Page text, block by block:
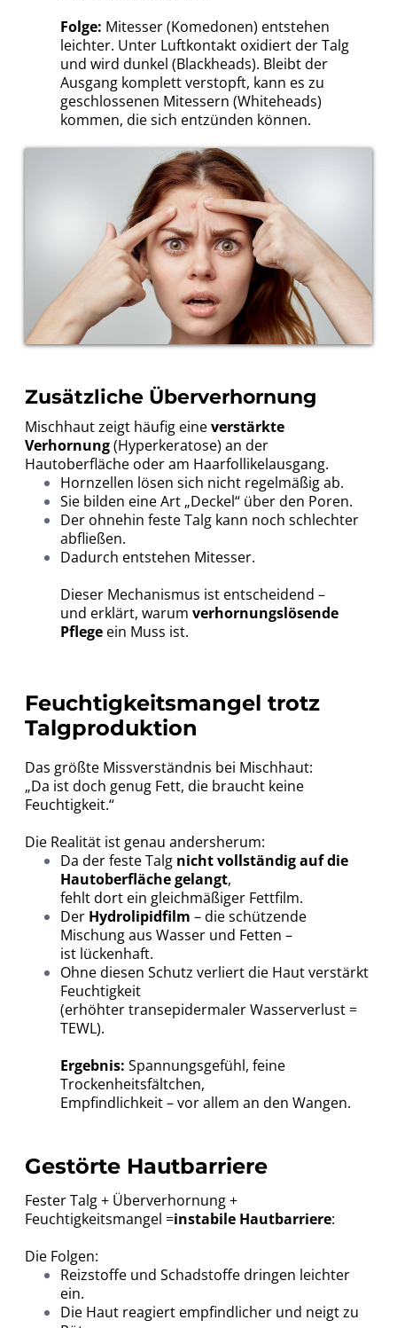
Folge: Mitesser (Komedonen) entstehen
leichter. Unter Luftkontakt oxidiert der Talg
und wird dunkel (Blackheads). Bleibt der
Ausgang komplett verstopft, kann es zu
geschlossenen Mitessern (Whiteheads)
kommen, die sich entzünden können.
Zusätzliche Überverhornung
Mischhaut zeigt häufig eineverstärkte
Verhornung(Hyperkeratose) an der
Hautoberfläche oder am Haarfollikelausgang.
Hornzellen lösen sich nicht regelmäßig ab.
Sie bilden eine Art „Deckel“ über den Poren.
Der ohnehin feste Talg kann noch schlechter
abfließen.
Dadurch entstehen Mitesser.
Dieser Mechanismus ist entscheidend –
und erklärt, warum verhornungslösende
Pflege ein Muss ist.
Feuchtigkeitsmangel trotz
Talgproduktion
Das größte Missverständnis bei Mischhaut:
„Da ist doch genug Fett, die braucht keine
Feuchtigkeit.“
Die Realität ist genau andersherum:
Da der feste Talg nicht vollständig auf die
Hautoberfläche gelangt,
fehlt dort ein gleichmäßiger Fettfilm.
Der Hydrolipidfilm – die schützende
Mischung aus Wasser und Fetten –
ist lückenhaft.
Ohne diesen Schutz verliert die Haut verstärkt
Feuchtigkeit
(erhöhter transepidermaler Wasserverlust =
TEWL).
Ergebnis: Spannungsgefühl, feine
Trockenheitsfältchen,
Empfindlichkeit – vor allem an den Wangen.
Gestörte Hautbarriere
Fester Talg + Überverhornung +
Feuchtigkeitsmangel =instabile Hautbarriere:
Die Folgen:
Reizstoffe und Schadstoffe dringen leichter
ein.
Die Haut reagiert empfindlicher und neigt zu